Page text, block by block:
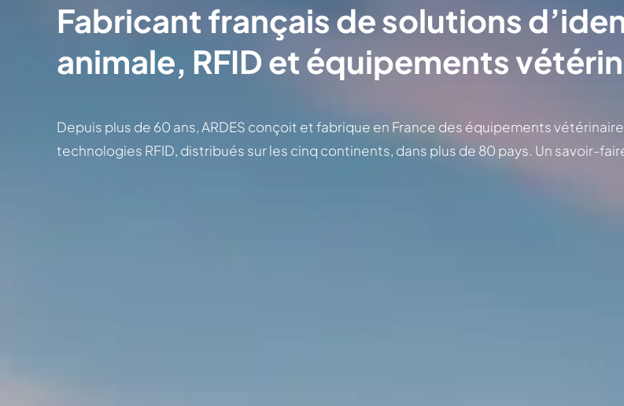
Fabricant français de solutions
animale, RFID et équipements
Depuis plus de 60 ans, ARDES conçoit et fabrique en France des équipements
technologies RFID, distribués sur les cinq continents, dans plus de 80 pays. Un savoir-